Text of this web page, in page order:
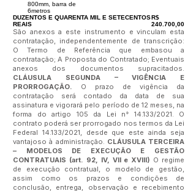
800mm, barra de
6metros
DUZENTOS E QUARENTA MIL E SETECENTOS
REAIS
R$
240.700,00
São anexos a este instrumento e vinculam esta
contratação, independentemente de transcrição:
O Termo de Referência que embasou a
contratação; A Proposta do Contratado; Eventuais
anexos dos documentos supracitados.
CLÁUSULA SEGUNDA – VIGÊNCIA E
PRORROGAÇÃO. O prazo de vigência da
contratação será contado da data de sua
assinatura e vigorará pelo período de 12 meses, na
forma do artigo 105 da Lei n° 14.133/2021. O
contrato poderá ser prorrogado nos termos da Lei
Federal 14.133/2021, desde que este ainda seja
vantajoso à administração. CLÁUSULA TERCEIRA
– MODELOS DE EXECUÇÃO E GESTÃO
CONTRATUAIS (art. 92, IV, VII e XVIII) O regime
de execução contratual, o modelo de gestão,
assim como os prazos e condições de
conclusão, entrega, observação e recebimento